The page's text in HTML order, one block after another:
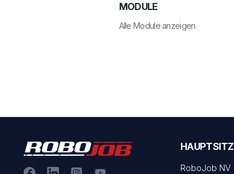
MODULE
Alle Module anzeigen
HAUPTSITZ
RoboJob NV